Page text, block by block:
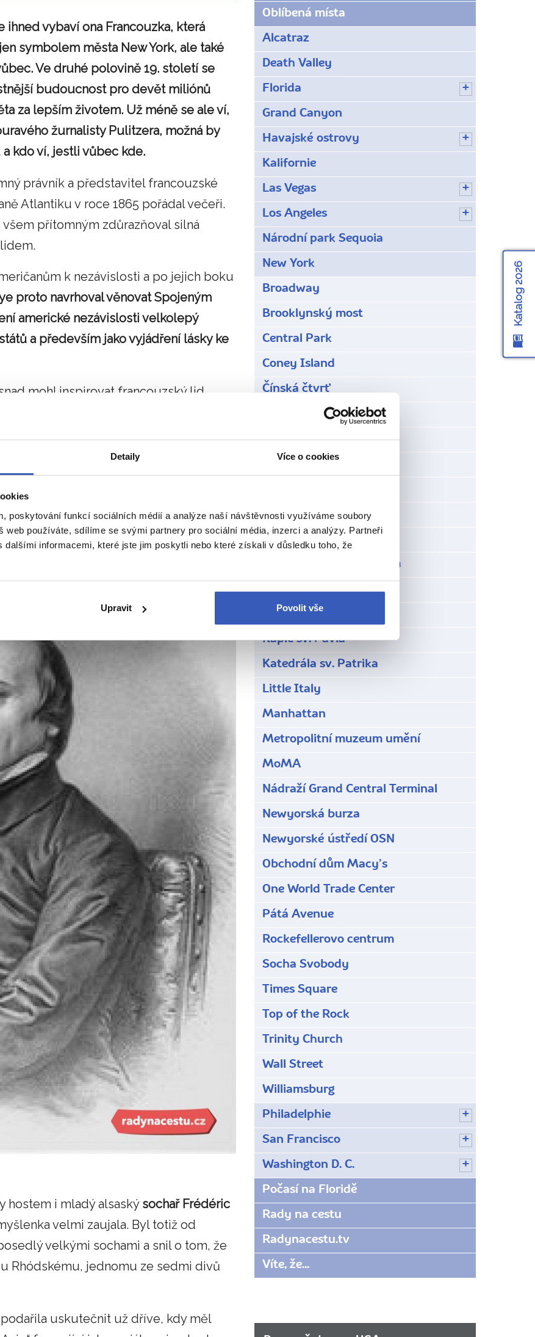
Detaily Více o cookies
poskytování funkcí sociálních médií a analýze naší návštěvnosti využíváme soubory
web používáte, sdílíme se svými partnery pro sociální média, inzerci a analýzy. Partneři
dalšími informacemi, které jste jim poskytli nebo které získali v důsledku toho, že
Upravit Povolit vše
ihned vybaví ona Francouzka, která
symbolem města New York, ale také
Ve druhé polovině 19. století se
budoucnost pro devět miliónů
za lepším životem. Už méně se ale ví,
žurnalisty Pulitzera, možná by
a kdo ví, jestli vůbec kde.
právník a představitel francouzské
Atlantiku v roce 1865 pořádal večeři.
přítomným zdůrazňoval silná
k nezávislosti a po jejich boku
proto navrhoval věnovat Spojeným
americké nezávislosti velkolepý
a především jako vyjádření lásky ke
mohl inspirovat francouzský lid,
větší kroky k vytvoření úspěšné
Francii vládl porevoluční teror a
místě
hostem i mladý alsaský sochař Frédéric
velmi zaujala. Byl totiž od
velkými sochami a snil o tom, že
Rhódskému, jednomu ze sedmi divů
uskutečnit už dříve, kdy měl
Oblíbená místa
Alcatraz
Death Valley
Florida
Grand Canyon
Havajské ostrovy
Kalifornie
Las Vegas
Los Angeles
Národní park Sequoia
New York
Broadway
Brooklynský most
Central Park
Coney Island
Čínská čtvrť
Divadlo Apollo
Ellis Island
Flatiron Building
Ground Zero
Guggenheimovo muzeum
Harlem v New Yorku
Chrysler Building
Kaple sv. Pavla
Katedrála sv. Patrika
Little Italy
Manhattan
Metropolitní muzeum umění
MoMA
Nádraží Grand Central Terminal
Newyorská burza
Newyorské ústředí OSN
Obchodní dům Macyʼs
One World Trade Center
Pátá Avenue
Rockefellerovo centrum
Socha Svobody
Times Square
Top of the Rock
Trinity Church
Wall Street
Williamsburg
Philadelphie
San Francisco
Washington D. C.
Počasí na Floridě
Rady na cestu
Radynacestu.tv
Víte, že...
Katalog 2026